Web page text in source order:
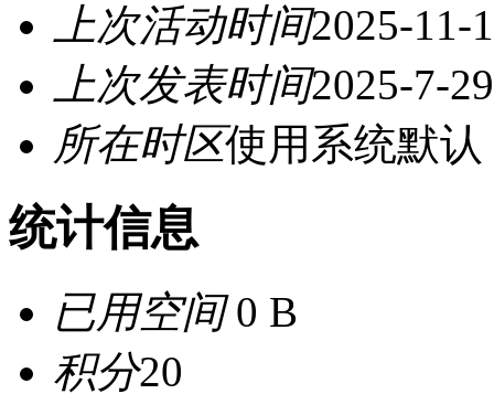
上次活动时间2025-11-
上次发表时间2025-7-
所在时区使用系统默认
统计信息
已用空间0 B
积分20